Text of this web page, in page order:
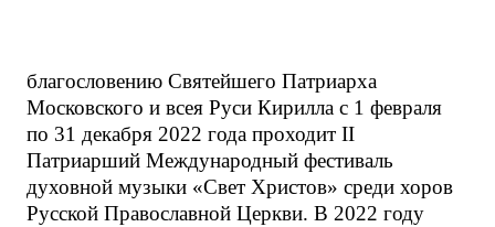
благословению Святейшего Патриарха
Московского и всея Руси Кирилла с 1 февраля
по 31 декабря 2022 года проходит II
Патриарший Международный фестиваль
духовной музыки «Свет Христов» среди хоров
Русской Православной Церкви. В 2022 году